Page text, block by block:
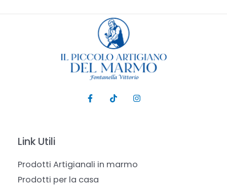
Link Utili
Prodotti Artigianali in marmo
Prodotti per la casa